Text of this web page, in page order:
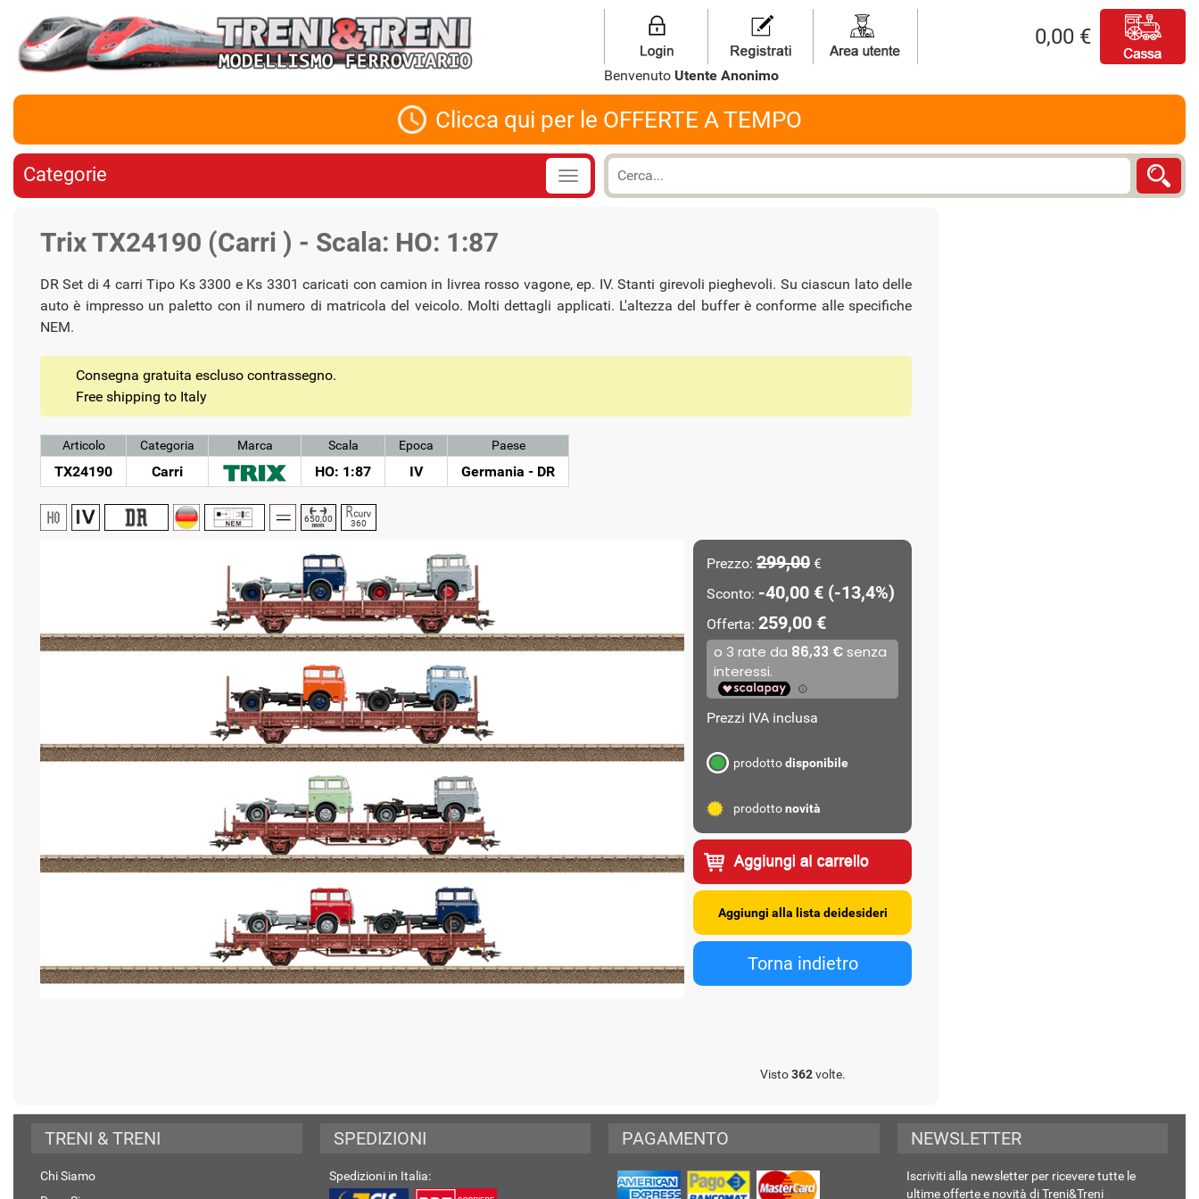
0,00 €
Benvenuto Utente Anonimo
Clicca qui per le OFFERTE A TEMPO
Categorie
Trix TX24190 (Carri ) - Scala: HO: 1:87
DR Set di 4 carri Tipo Ks 3300 e Ks 3301 caricati con camion in livrea rosso vagone, ep. IV. Stanti girevoli pieghevoli. Su ciascun lato delle
auto è impresso un paletto con il numero di matricola del veicolo. Molti dettagli applicati. L'altezza del buffer è conforme alle specifiche
NEM.
Consegna gratuita escluso contrassegno.
Free shipping to Italy
Articolo
TX24190
Categoria
Carri
Marca Scala
HO: 1:87
Epoca
IV
Paese
Germania - DR
650,00 360
Prezzo: 299,00 €
Sconto: -40,00 € (-13,4%)
Offerta: 259,00 €
Prezzi IVA inclusa
prodottodisponibile
prodottonovità
Visto362volte.
TRENI & TRENI
Chi Siamo
SPEDIZIONI
Spedizioni in Italia:
PAGAMENTO NEWSLETTER
Iscriviti alla newsletter per ricevere tutte le
ultime offerte e novità di Treni&Treni